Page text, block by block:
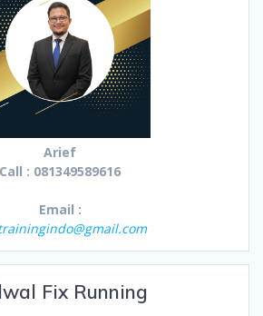
Arief
Call : 081349589616
Email :
Fix Running